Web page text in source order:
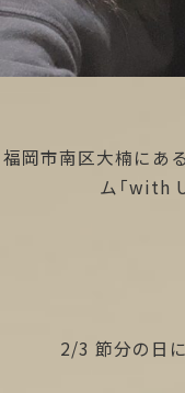
福岡市南区大楠にあ
ム「with
2/3 節分の日